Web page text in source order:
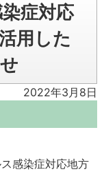
症対応
用した
2022年3月8日
感染症対応地方